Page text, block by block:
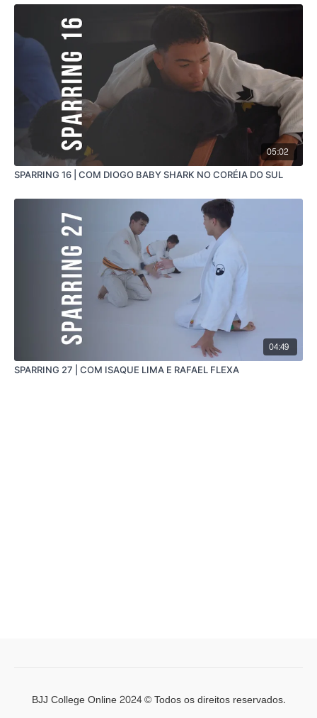
05:02
SPARRING 16 | COM DIOGO BABY SHARK NO CORÉIA DO SUL
04:49
SPARRING 27 | COM ISAQUE LIMA E RAFAEL FLEXA
BJJ College Online 2024 © Todos os direitos reservados.